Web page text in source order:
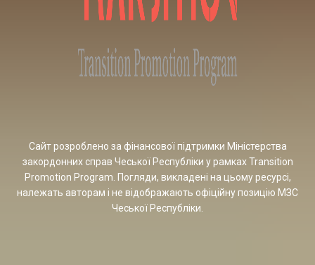
Сайт розроблено за фінансової підтримки Міністерства
закордонних справ Чеської Республіки у рамках Transition
Promotion Program. Погляди, викладені на цьому ресурсі,
належать авторам і не відображають офіційну позицію МЗС
Чеської Республіки.